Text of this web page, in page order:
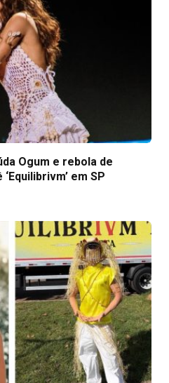
Ogum e rebola de
em SP